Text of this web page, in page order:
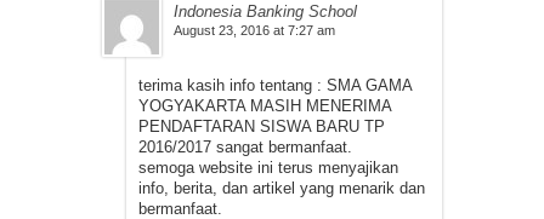
Indonesia Banking School
August 23, 2016 at 7:27 am
terima kasih info tentang : SMA GAMA
YOGYAKARTA MASIH MENERIMA
PENDAFTARAN SISWA BARU TP
2016/2017 sangat bermanfaat.
semoga website ini terus menyajikan
info, berita, dan artikel yang menarik dan
bermanfaat.